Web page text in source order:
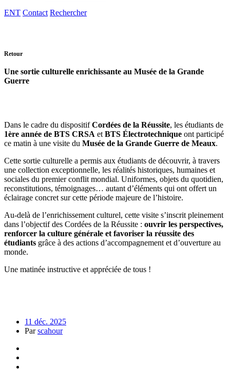
ENT Contact Rechercher
Retour
Une sortie culturelle enrichissante au Musée de la Grande
Guerre
Dans le cadre du dispositifCordées de la Réussite, les étudiants de
1ère année de BTS CRSA etBTS Électrotechnique ont participé
ce matin à une visite du Musée de la Grande Guerre de Meaux.
Cette sortie culturelle a permis aux étudiants de découvrir, à travers
une collection exceptionnelle, les réalités historiques, humaines et
sociales du premier conflit mondial. Uniformes, objets du quotidien,
reconstitutions, témoignages… autant d’éléments qui ont offert un
éclairage concret sur cette période majeure de l’histoire.
Au-delà de l’enrichissement culturel, cette visite s’inscrit pleinement
dans l’objectif des Cordées de la Réussite : ouvrir les perspectives,
renforcer la culture générale et favoriser la réussite des
étudiants grâce à des actions d’accompagnement et d’ouverture au
monde.
Une matinée instructive et appréciée de tous !
11 déc. 2025
Parscahour